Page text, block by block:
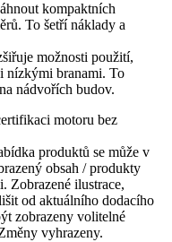
kompaktních
To šetří náklady a
možnosti použití,
nízkými branami. To
nádvořích budov.
motoru bez
produktů se může v
obsah / produkty
Zobrazené ilustrace,
od aktuálního dodacího
zobrazeny volitelné
vyhrazeny.